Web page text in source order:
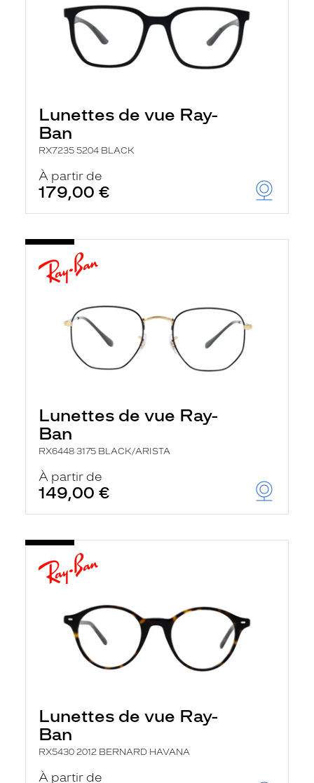
Lunettes de vue Ray-
Ban
RX7235 5204 BLACK
À partir de
179,00 €
Lunettes de vue Ray-
Ban
RX6448 3175 BLACK/ARISTA
À partir de
149,00 €
Lunettes de vue Ray-
Ban
RX5430 2012 BERNARD HAVANA
À partir de